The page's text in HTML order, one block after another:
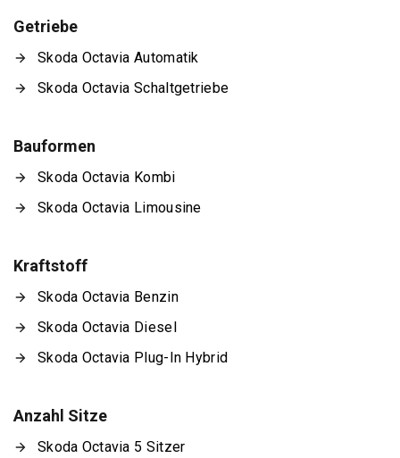
Getriebe
Skoda Octavia Automatik
Skoda Octavia Schaltgetriebe
Bauformen
Skoda Octavia Kombi
Skoda Octavia Limousine
Kraftstoff
Skoda Octavia Benzin
Skoda Octavia Diesel
Skoda Octavia Plug-In Hybrid
Anzahl Sitze
Skoda Octavia 5 Sitzer